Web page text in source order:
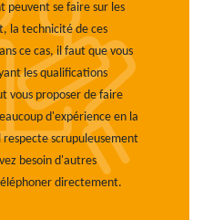
peuvent se faire sur les
la technicité de ces
ce cas, il faut que vous
les qualifications
vous proposer de faire
d'expérience en la
scrupuleusement
besoin d'autres
directement.